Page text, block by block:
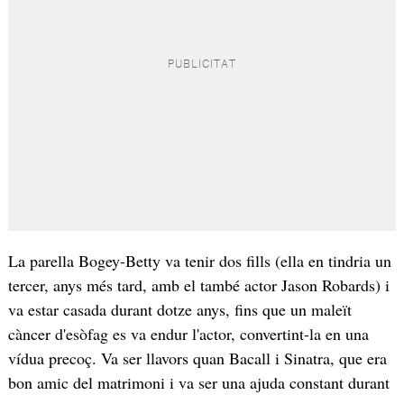
La parella Bogey-Betty va tenir dos fills (ella en tindria un
tercer, anys més tard, amb el també actor Jason Robards) i
va estar casada durant dotze anys, fins que un maleït
càncer d'esòfag es va endur l'actor, convertint-la en una
vídua precoç. Va ser llavors quan Bacall i Sinatra, que era
bon amic del matrimoni i va ser una ajuda constant durant